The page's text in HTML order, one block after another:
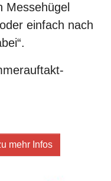
Messehügel
einfach nach
mehr Infos